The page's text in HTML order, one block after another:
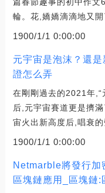
輪。花,嬌嬌滴滴地又開
1900/1/1 0:00:00
元宇宙是泡沫？還
證怎么弄
在剛剛過去的2021年,“
后,元宇宙賽道更是擠
宙火出新高度后,唱衰的
1900/1/1 0:00:00
Netmarble將發行加
區塊鏈應用_區塊鏈: